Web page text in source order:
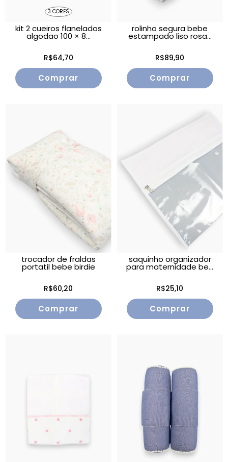
3 CORES
kit 2 cueiros flanelados
algodao 100 × 8...
R$64,70
Comprar
rolinho segura bebe
estampado liso rosa...
R$89,90
trocador de fraldas
portatil bebe birdie
R$60,20
saquinho organizador
para maternidade be...
R$25,10